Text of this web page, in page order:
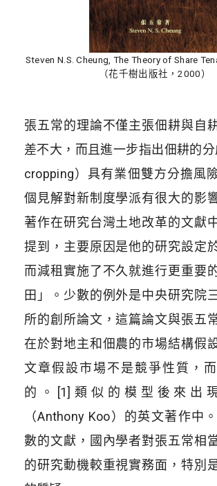
Steven N.S. Cheung, The Theory of Share
（花千樹出版社，2000）
張五常的理論不僅主張佃耕與自
差不大，而且進一步指出佃耕的
cropping）具有業佃雙方分擔風
個見解對新制度學派有很大的影
著作在研究台灣土地改革的文獻
提到，主要原因是他的研究設定
而減租實施了不久就進行更重要
田」。少數的例外是中央研究院
所的創所論文，這篇論文與張五
在於對地主和佃農的市場結構假
文章假設市場不是競爭性質，
的。[1]類似的模型後來出
（Anthony Koo）的英文著作中
數的文獻，國內學者對張五常相
的研究動機較重視實務面，特別